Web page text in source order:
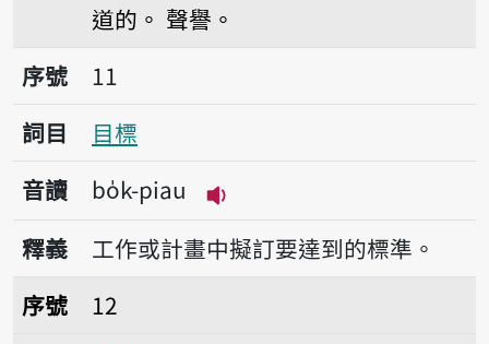
道的。 聲譽。
序號11目標
序號
11
詞目
目標
音讀
bo̍k-piau
播放音讀bo̍k-piau
釋義
工作或計畫中擬訂要達到的標準。
序號12目的
序號
12